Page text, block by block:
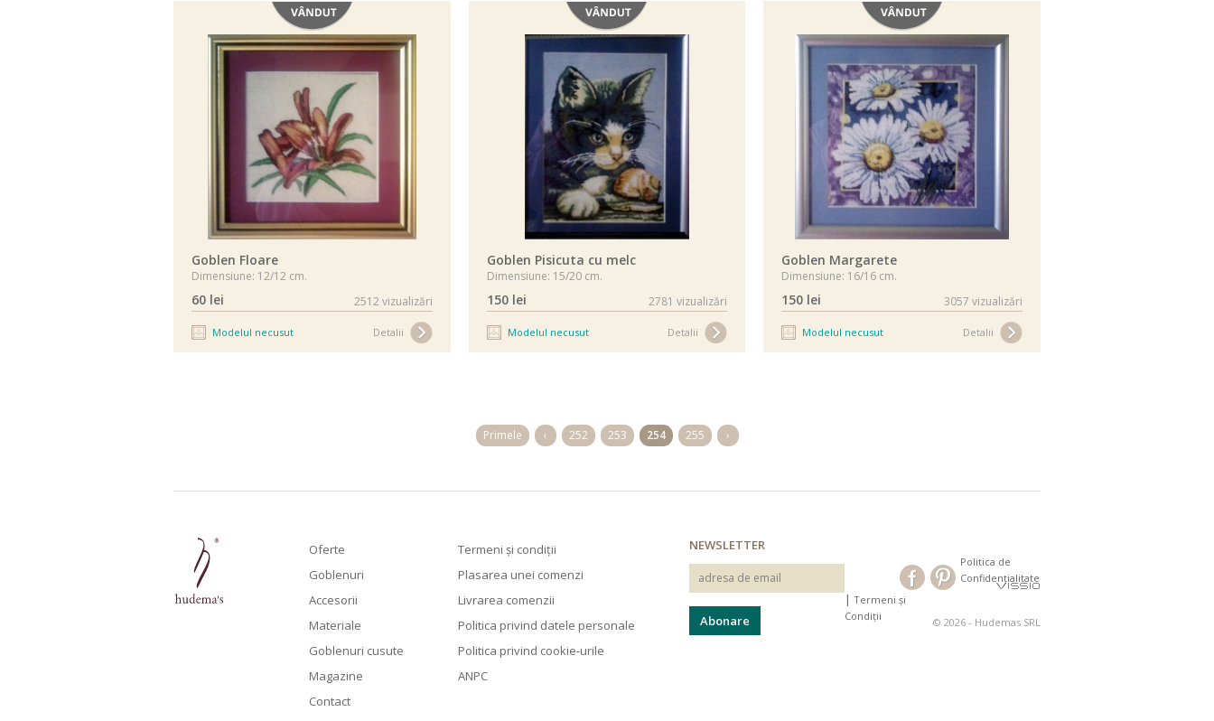
Vândut
Goblen Floare
Dimensiune: 12/12 cm.
60 lei 2512 vizualizări
Modelul necusut Detalii
Vândut
Goblen Pisicuta cu melc
Dimensiune: 15/20 cm.
150 lei 2781 vizualizări
Modelul necusut Detalii
Vândut
Goblen Margarete
Dimensiune: 16/16 cm.
150 lei 3057 vizualizări
Modelul necusut Detalii
Primele ‹ 252 253 254 255 ›
Oferte
Goblenuri
Accesorii
Materiale
Goblenuri cusute
Magazine
Contact
Termeni și condiții
Plasarea unei comenzi
Livrarea comenzii
Politica privind datele personale
Politica privind cookie-urile
ANPC
NEWSLETTER
© 2026 - Hudemas SRL
Politica de
Confidențialitate
| Termeni și
Condiții